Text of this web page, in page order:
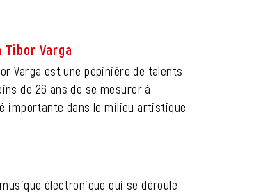
Varga
Varga est une pépinière de talents
de 26 ans de se mesurer à
importante dans le milieu artistique.
électronique qui se déroule